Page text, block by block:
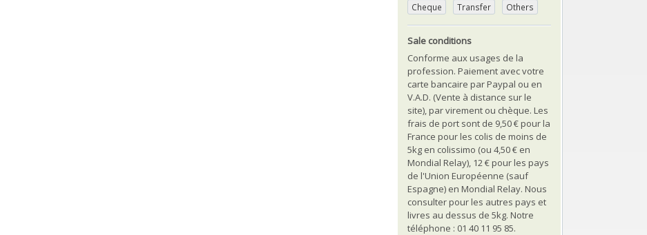
Cheque Transfer Others
Sale conditions
Conforme aux usages de la
profession. Paiement avec votre
carte bancaire par Paypal ou en
V.A.D. (Vente à distance sur le
site), par virement ou chèque. Les
frais de port sont de 9,50 € pour la
France pour les colis de moins de
5kg en colissimo (ou 4,50 € en
Mondial Relay), 12 € pour les pays
de l'Union Européenne (sauf
Espagne) en Mondial Relay. Nous
consulter pour les autres pays et
livres au dessus de 5kg. Notre
téléphone : 01 40 11 95 85.